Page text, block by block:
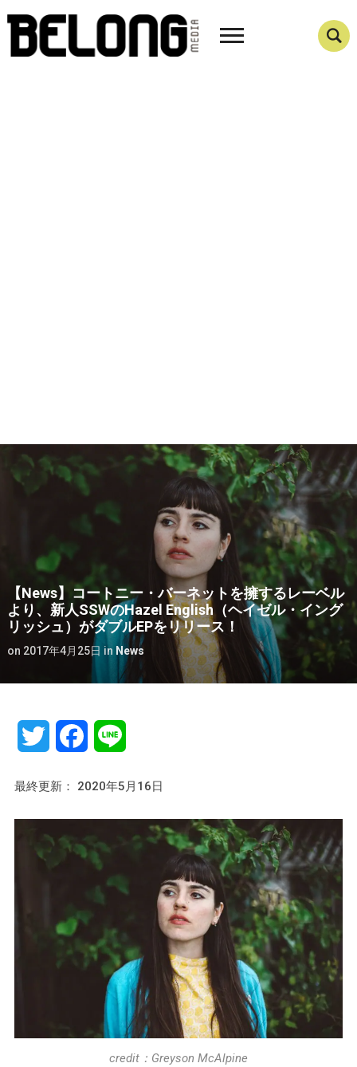
【News】コートニー・バーネットを擁するレーベル
より、新人SSWのHazel English（ヘイゼル・イング
リッシュ）がダブルEPをリリース！
on 2017年4月25日 in News
Twitter Facebook
最終更新： 2020年5月16日
credit：Greyson McAlpine